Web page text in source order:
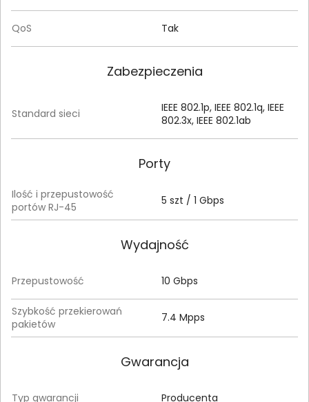
QoS Tak
Zabezpieczenia
Standard sieci
IEEE 802.1p, IEEE 802.1q, IEEE
802.3x, IEEE 802.1ab
Porty
Ilość i przepustowość
portów RJ-45
5 szt / 1 Gbps
Wydajność
Przepustowość 10 Gbps
Szybkość przekierowań
pakietów
7.4 Mpps
Gwarancja
Typ gwarancji Producenta